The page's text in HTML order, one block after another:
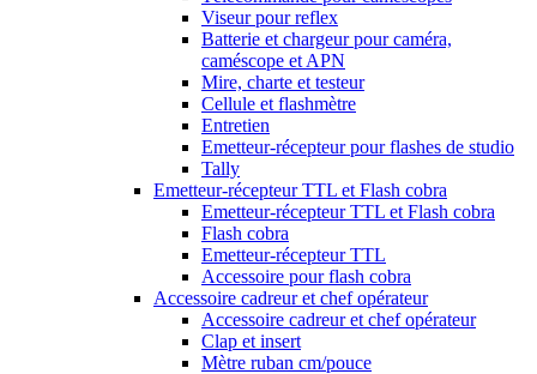
Viseur pour reflex
Batterie et chargeur pour caméra,
caméscope et APN
Mire, charte et testeur
Cellule et flashmètre
Entretien
Emetteur-récepteur pour flashes de studio
Tally
Emetteur-récepteur TTL et Flash cobra
Emetteur-récepteur TTL et Flash cobra
Flash cobra
Emetteur-récepteur TTL
Accessoire pour flash cobra
Accessoire cadreur et chef opérateur
Accessoire cadreur et chef opérateur
Clap et insert
Mètre ruban cm/pouce